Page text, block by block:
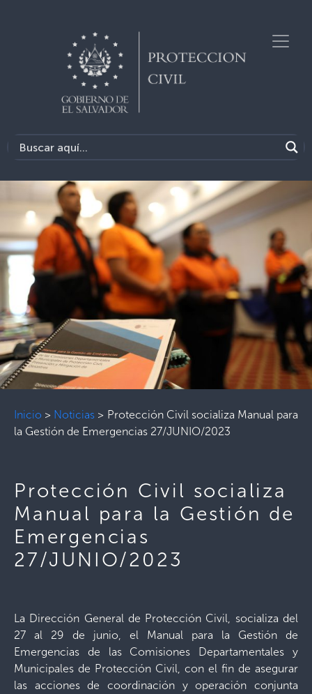
Inicio > Noticias > Protección Civil socializa Manual para
la Gestión de Emergencias 27/JUNIO/2023
Protección Civil socializa
Manual para la Gestión de
Emergencias
27/JUNIO/2023
La Dirección General de Protección Civil, socializa del
27 al 29 de junio, el Manual para la Gestión de
Emergencias de las Comisiones Departamentales y
Municipales de Protección Civil, con el fin de asegurar
las acciones de coordinación y operación conjunta